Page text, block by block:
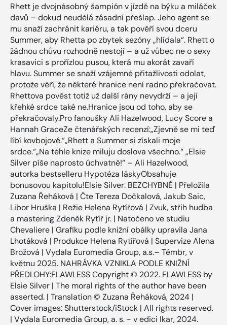
Rhett je dvojnásobný šampión v jízdě na býku a miláček
davů – dokud neudělá zásadní přešlap. Jeho agent se
mu snaží zachránit kariéru, a tak pověří svou dceru
Summer, aby Rhetta po zbytek sezóny „hlídala“. Rhett o
žádnou chůvu rozhodně nestojí – a už vůbec ne o sexy
krasavici s prořízlou pusou, která mu akorát zavaří
hlavu. Summer se snaží vzájemné přitažlivosti odolat,
protože věří, že některé hranice není radno překračovat.
Rhettova pověst totiž už další rány nevydrží – a její
křehké srdce také ne.Hranice jsou od toho, aby se
překračovaly.Pro fanoušky Ali Hazelwood, Lucy Score a
Hannah GraceZe čtenářských recenzí:„Zjevně se mi teď
líbí kovbojové.“„Rhett a Summer si získali moje
srdce.“„Na téhle knize miluju doslova všechno.“ „Elsie
Silver píše naprosto úchvatně!“ – Ali Hazelwood,
autorka bestselleru Hypotéza láskyObsahuje
bonusovou kapitolu!Elsie Silver: BEZCHYBNĚ | Přeložila
Zuzana Řeháková | Čte Tereza Dočkalová, Jakub Saic,
Libor Hruška | Režie Helena Rytířová | Zvuk, střih hudba
a mastering Zdeněk Rytíř jr. | Natočeno ve studiu
Chevaliere | Grafiku podle knižní obálky upravila Jana
Lhotáková | Produkce Helena Rytířová | Supervize Alena
Brožová | Vydala Euromedia Group, a.s.– Témbr, v
květnu 2025. NAHRÁVKA VZNIKLA PODLE KNIŽNÍ
PŘEDLOHY:FLAWLESS Copyright © 2022. FLAWLESS by
Elsie Silver | The moral rights of the author have been
asserted. | Translation © Zuzana Řeháková, 2024 |
Cover images: Shutterstock/iStock | All rights reserved.
| Vydala Euromedia Group, a. s. - v edici Ikar, 2024.